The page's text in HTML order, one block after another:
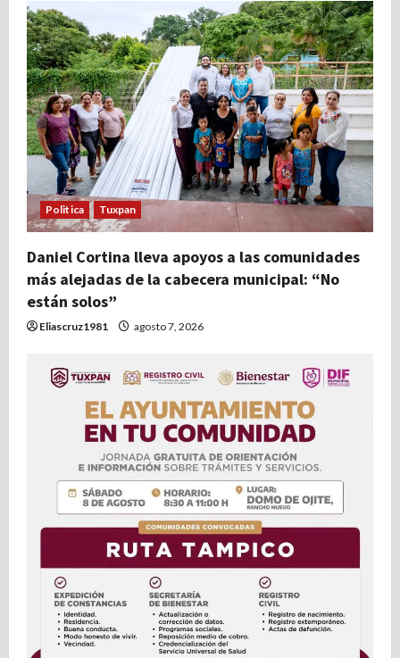
Politica Tuxpan
Daniel Cortina lleva apoyos a las comunidades
más alejadas de la cabecera municipal: “No
están solos”
Eliascruz1981 agosto 7, 2026